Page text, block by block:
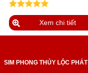
Xem chi tiết
SIM PHONG THỦY LỘC PHÁT